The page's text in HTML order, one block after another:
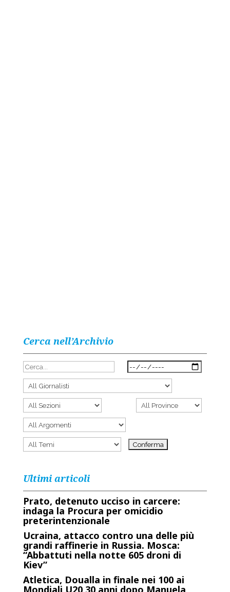
Cerca nell’Archivio
Ultimi articoli
Prato, detenuto ucciso in carcere:
indaga la Procura per omicidio
preterintenzionale
Ucraina, attacco contro una delle più
grandi raffinerie in Russia. Mosca:
“Abbattuti nella notte 605 droni di
Kiev”
Atletica, Doualla in finale nei 100 ai
Mondiali U20 30 anni dopo Manuela